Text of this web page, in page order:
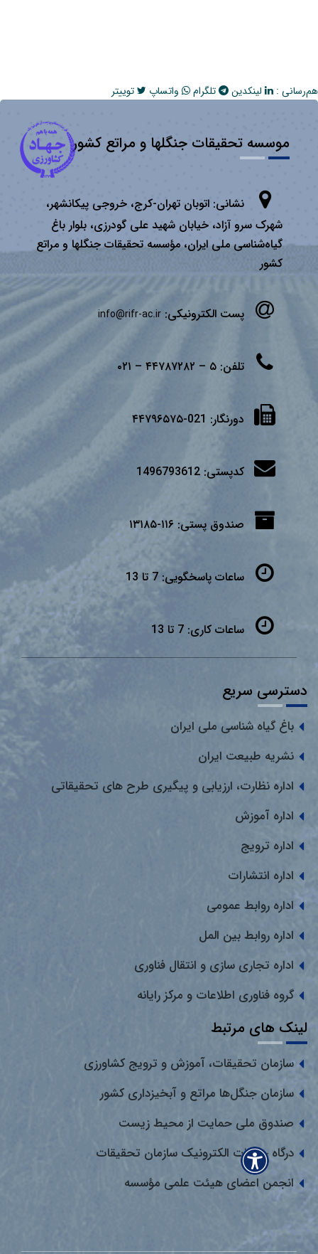
هم‌رسانی : لینکدین تلگرام واتساپ توییتر
موسسه تحقیقات جنگلها و مراتع کشور
نشانی: اتوبان تهران­-كرج، خروجی پیكانشهر،
شهرک سرو آزاد، خیابان شهید علی گودرزی، بلوار باغ
گیاه‌شناسی ملی ایران، مؤسسه تحقیقات جنگلها و مراتع
كشور
پست الکترونیکی: info@rifr-ac.ir
تلفن: ۵ – ۴۴۷۸۷۲۸۲ – ۰۲۱
دورنگار: 021-۴۴۷۹۶۵۷۵
کدپستی: 1496793612
صندوق پستی: ۱۱۶-۱۳۱۸۵
ساعات پاسخگویی: 7 تا 13
ساعات کاری: 7 تا 13
دسترسی سریع
باغ گیاه شناسی ملی ایران
نشریه طبیعت ایران
اداره نظارت، ارزیابی و پیگیری طرح های تحقیقاتی
اداره آموزش
اداره ترویج
اداره انتشارات
اداره روابط عمومی
اداره روابط بین المل
اداره تجاری سازی و انتقال فناوری
گروه فناوری اطلاعات و مرکز رایانه
لینک های مرتبط
سازمان تحقیقات، آموزش و ترویج کشاورزی
سازمان جنگل‌ها مراتع و آبخیزداری کشور
صندوق ملی حمایت از محیط زیست
درگاه خدمات الکترونیک سازمان تحقیقات
انجمن اعضای هیئت علمی مؤسسه